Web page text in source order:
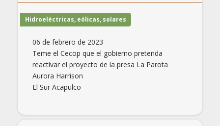
Hidroeléctricas, eólicas, solares
06 de febrero de 2023
Teme el Cecop que el gobierno pretenda
reactivar el proyecto de la presa La Parota
Aurora Harrison
El Sur Acapulco